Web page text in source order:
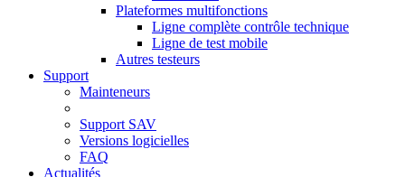
Plateformes multifonctions
Ligne complète contrôle technique
Ligne de test mobile
Autres testeurs
Support
Mainteneurs
Support SAV
Versions logicielles
FAQ
Actualités